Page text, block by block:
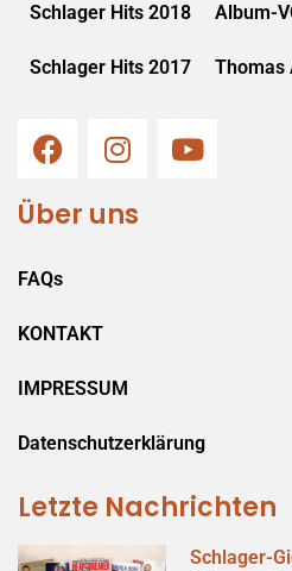
Schlager Hits 2018 Album-
Schlager Hits 2017 Thomas
Über uns
FAQs
KONTAKT
IMPRESSUM
Datenschutzerklärung
Letzte Nachrichten
Schlager-